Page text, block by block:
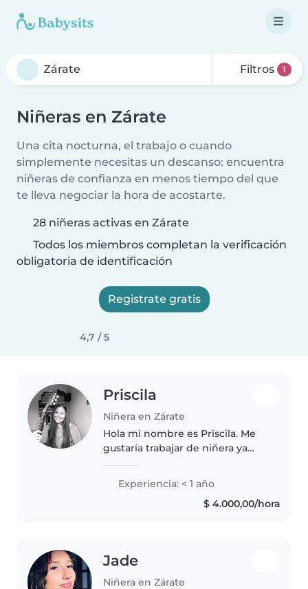
Filtros 1
Niñeras en Zárate
Una cita nocturna, el trabajo o cuando
simplemente necesitas un descanso: encuentra
niñeras de confianza en menos tiempo del que
te lleva negociar la hora de acostarte.
28 niñeras activas en Zárate
Todos los miembros completan la verificación
obligatoria de identificación
Registrate gratis
4,7 / 5
Priscila
Niñera en Zárate
Hola mi nombre es Priscila. Me
gustaría trabajar de niñera ya
una familia con muchos sobrinos
y hermanos pequeños y tengo
experiencia. También trabaje..
Experiencia: < 1 año
$ 4.000,00/hora
Jade
Niñera en Zárate